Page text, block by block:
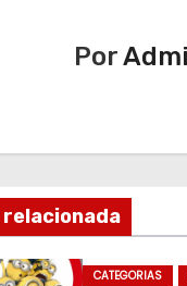
Por
CATEGORIAS